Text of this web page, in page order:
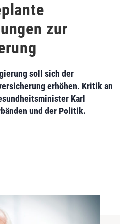
zur
soll sich der
erhöhen. Kritik an
Karl
und der Politik.